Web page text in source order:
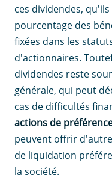
ces dividendes,
pourcentage des
fixées dans les
d'actionnaires.
dividendes reste
générale, qui peut
cas de difficultés
actions de
peuvent offrir
de liquidation
la société.